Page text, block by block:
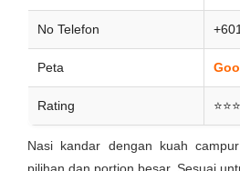
No Telefon
Peta
Rating
Nasi kandar dengan kuah